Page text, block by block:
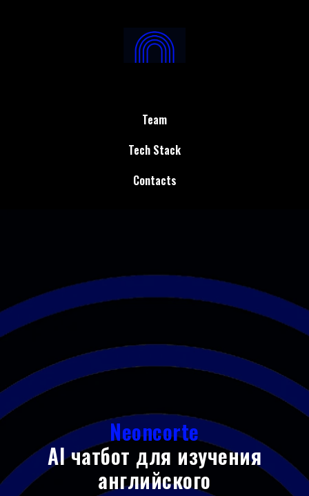
Team
Tech Stack
Contacts
Neoncorte
AI чатбот для изучения
английского